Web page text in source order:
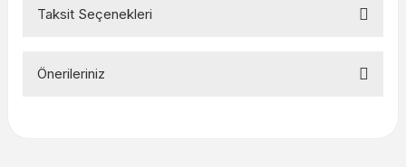
Taksit Seçenekleri
Önerileriniz